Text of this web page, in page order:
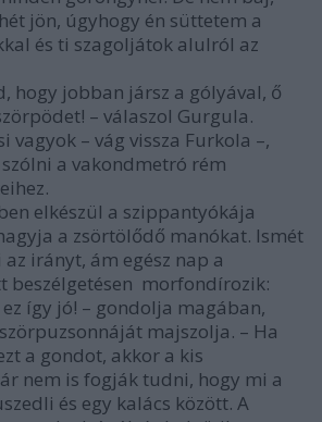
jön, úgyhogy én süttetem a
és ti szagoljátok alulról az
hogy jobban jársz a gólyával, ő
– válaszol Gurgula.
vagyok – vág vissza Furkola –,
a vakondmetró rém
elkészül a szip­pantyókája
a zsörtölődő manókat. Ismét
irányt, ám egész nap a
beszélgetésen morfondírozik:
így jó! – gondolja magában,
majszolja. – Ha
a gondot, akkor a kis
nem is fogják tudni, hogy mi a
és egy kalács között. A